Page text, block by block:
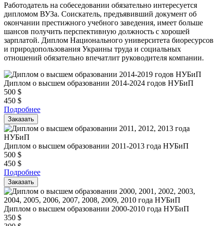
Работодатель на собеседовании обязательно интересуется
дипломом ВУЗа. Соискатель, предъявивший документ об
окончании престижного учебного заведения, имеет больше
шансов получить перспективную должность с хорошей
зарплатой. Диплом Национального университета биоресурсов
и природопользования Украины труда и социальных
отношений обязательно впечатлит руководителя компании.
Диплом о высшем образовании 2014-2024 годов НУБиП
500 $
450 $
Подробнее
Заказать
Диплом о высшем образовании 2011-2013 года НУБиП
500 $
450 $
Подробнее
Заказать
Диплом о высшем образовании 2000-2010 года НУБиП
350 $